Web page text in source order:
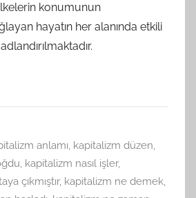
konumunun
hayatın her alanında etkili
anlamı, kapitalizm düzen,
, kapitalizm nasıl işler,
çıkmıştır, kapitalizm ne demek,